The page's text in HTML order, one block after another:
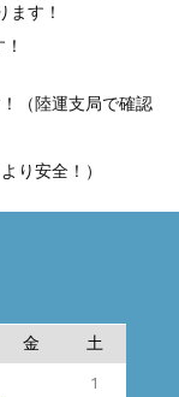
ます！
（陸運支局で確認
り安全！）
金 土
1